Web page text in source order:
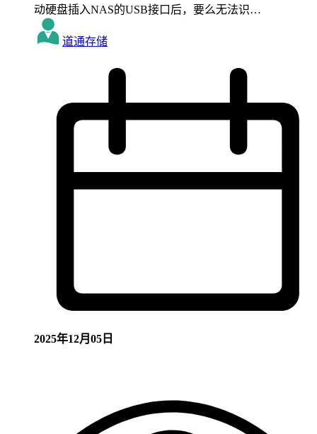
动硬盘插入NAS的USB接口后，要么无法识…
道通存储
2025年12月05日